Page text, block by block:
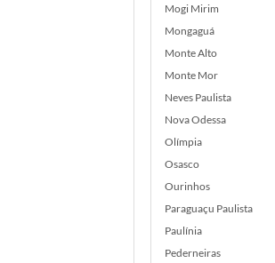
Mogi Mirim
Mongaguá
Monte Alto
Monte Mor
Neves Paulista
Nova Odessa
Olímpia
Osasco
Ourinhos
Paraguaçu Paulista
Paulínia
Pederneiras